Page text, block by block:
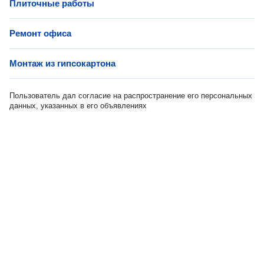
Плиточные работы
Ремонт офиса
Монтаж из гипсокартона
Пользователь дал согласие на распространение его персональных
данных, указанных в его объявлениях